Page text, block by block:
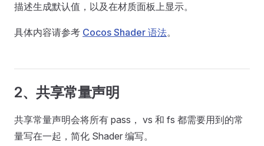
描述生成默认值，以及在材质面板上显示。
具体内容请参考 Cocos Shader 语法。
2、共享常量声明
共享常量声明会将所有 pass， vs 和 fs 都需要用到的常
量写在一起，简化 Shader 编写。